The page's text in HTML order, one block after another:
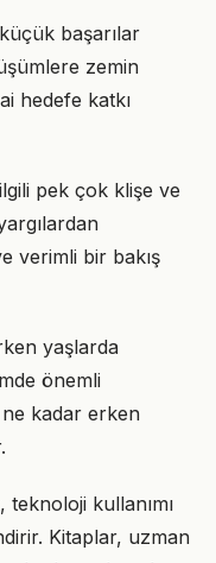
başarılar
zemin
hedefe katkı
pek çok klişe ve
verimli bir bakış
yaşlarda
önemli
ne kadar erken
kullanımı
Kitaplar, uzman